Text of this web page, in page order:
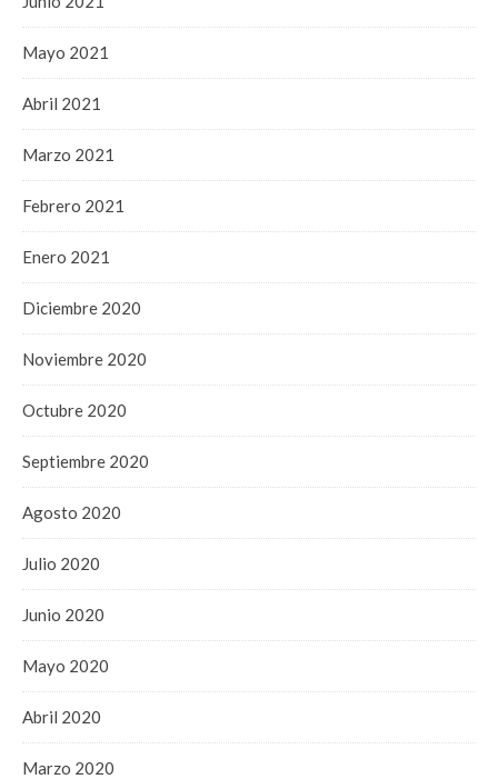
Mayo 2021
Abril 2021
Marzo 2021
Febrero 2021
Enero 2021
Diciembre 2020
Noviembre 2020
Octubre 2020
Septiembre 2020
Agosto 2020
Julio 2020
Junio 2020
Mayo 2020
Abril 2020
Marzo 2020